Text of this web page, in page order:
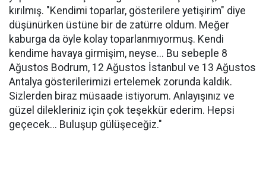
kırılmış. "Kendimi toparlar, gösterilere yetişirim" diye
düşünürken üstüne bir de zatürre oldum. Meğer
kaburga da öyle kolay toparlanmıyormuş. Kendi
kendime havaya girmişim, neyse... Bu sebeple 8
Ağustos Bodrum, 12 Ağustos İstanbul ve 13 Ağustos
Antalya gösterilerimizi ertelemek zorunda kaldık.
Sizlerden biraz müsaade istiyorum. Anlayışınız ve
güzel dilekleriniz için çok teşekkür ederim. Hepsi
geçecek... Buluşup gülüşeceğiz."